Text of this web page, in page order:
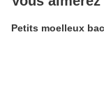
Petits moelleux